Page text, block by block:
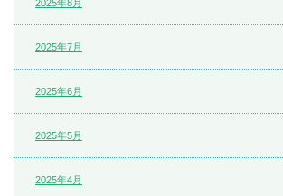
2025年8月
2025年7月
2025年6月
2025年5月
2025年4月